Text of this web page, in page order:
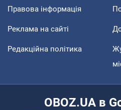
Правова інформація
Реклама на сайті
Редакційна політика
OBOZ.UA в